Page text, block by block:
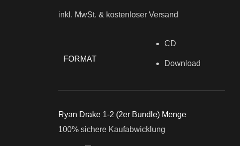
inkl. MwSt. & kostenloser Versand
FORMAT
CD
Download
Ryan Drake 1-2 (2er Bundle) Menge
100% sichere Kaufabwicklung